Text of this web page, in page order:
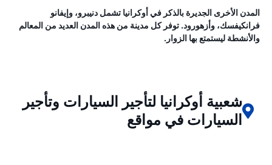
المدن الأخرى الجديرة بالذكر في أوكرانيا تشمل دنيبرو، وإيفانو
فرانكيفسك، وأزهورود. توفر كل مدينة من هذه المدن العديد من المعالم
والأنشطة ليستمتع بها الزوار.
شعبية أوكرانيا لتأجير السيارات وتأجير
السيارات في مواقع